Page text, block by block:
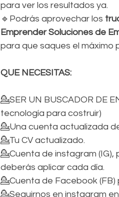
para ver los resultados ya.
🔹Podrás aprovechar los
Emprender Soluciones de
para que saques el máximo
QUE NECESITAS:
💁SER UN BUSCADOR DE
tecnología para costruir)
💁Una cuenta actualizada
💁Tu CV actualizado.
💁Cuenta de instagram
deberás aplicar cada día.
💁Cuenta de Facebook
💁Seguirnos en instagram